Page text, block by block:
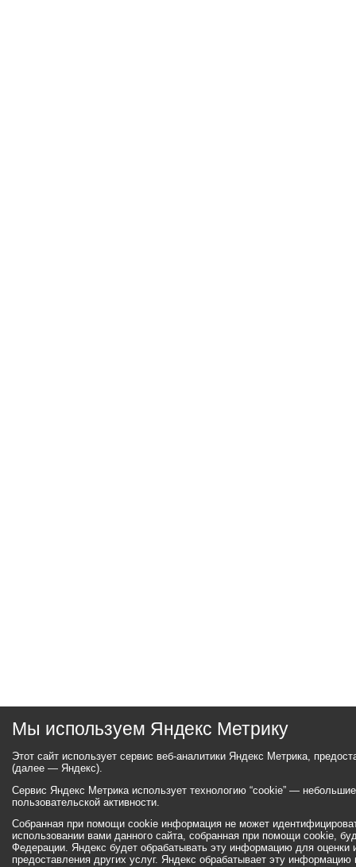
Мы используем Яндекс Метрику
Этот сайт использует сервис веб-аналитики Яндекс Метрика,
(далее — Яндекс).
Сервис Яндекс Метрика использует технологию “cookie” —
пользовательской активности.
Собранная при помощи cookie информация не может
использовании вами данного сайта, собранная при помощи cookie,
Федерации. Яндекс будет обрабатывать эту информацию для оценки
предоставления других услуг. Яндекс обрабатывает эту